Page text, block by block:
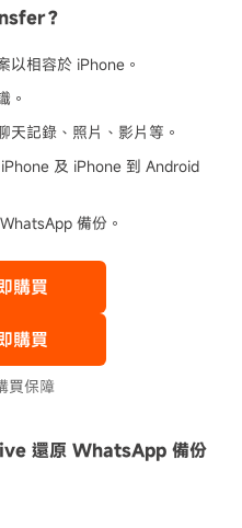
？
以相容於 iPhone。
。
天記錄、照片、影片等。
及 iPhone 到 Android
備份。
還原 WhatsApp 備份